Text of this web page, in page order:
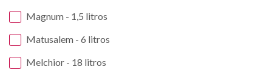
Magnum - 1,5 litros
Matusalem - 6 litros
Melchior - 18 litros